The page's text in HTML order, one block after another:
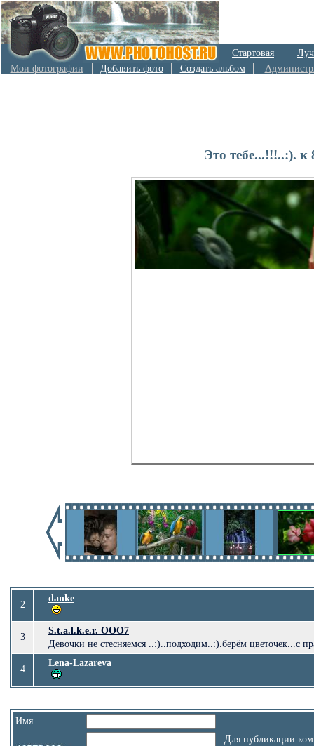
Стартовая
Мои фотографии
Добавить фото Создать альбом
Это тебе...!!!..:).
2
danke
3
S.t.a.l.k.e.r. ООО7
Девочки не стесняемся ..:)..подходим..:).берём цветочек...с
4
Lena-Lazareva
Имя
Для публикации